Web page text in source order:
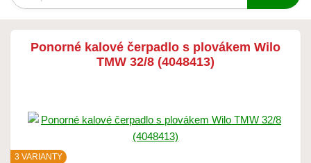
Ponorné kalové čerpadlo s plovákem Wilo
TMW 32/8 (4048413)
3 VARIANTY